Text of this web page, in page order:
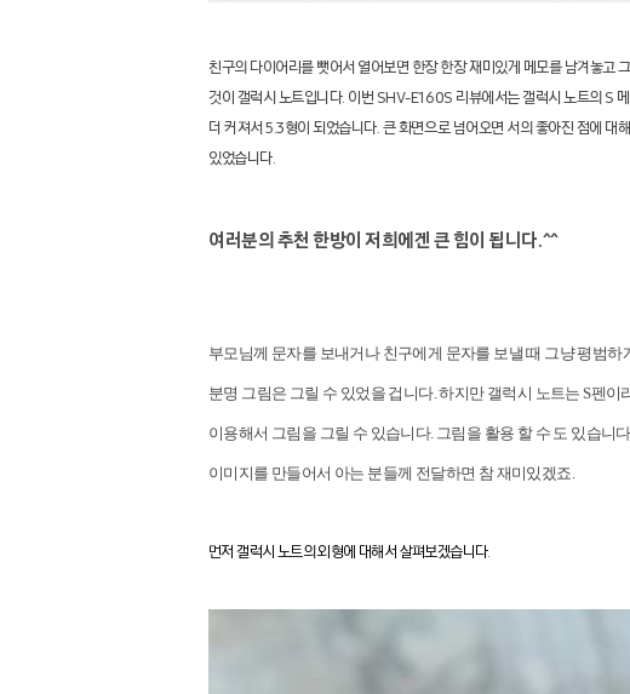
친구의 다이어리를 뺏어서 열어보면 한장 한장 재미있게 메모를 남겨놓고
것이 갤럭시 노트입니다. 이번 SHV-E160S 리뷰에서는 갤럭시 노트의 S
더 커져서 5.3형이 되었습니다.큰 화면으로 넘어오면 서의 좋아진 점에 대
있었습니다.
여러분의 추천 한방이 저희에겐 큰 힘이 됩니다.^^
부모님께 문자를 보내거나 친구에게 문자를 보낼 때 그냥 평범하
분명 그림은 그릴 수 있었을 겁니다.하지만 갤럭시 노트는 S펜이
이용해서 그림을 그릴 수 있습니다. 그림을 활용 할 수 도 있습니다
이미지를 만들어서 아는 분들께 전달하면 참 재미있겠죠
먼저 갤럭시 노트의 외형에 대해서 살펴보겠습니다.